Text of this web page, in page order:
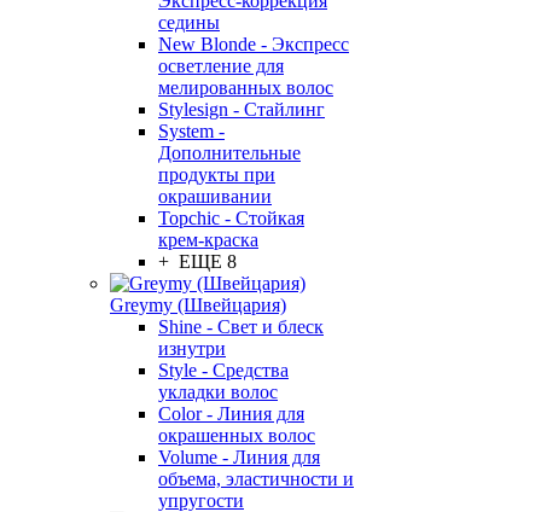
седины
New Blonde - Экспресс
осветление для
мелированных волос
Stylesign - Стайлинг
System -
Дополнительные
продукты при
окрашивании
Topchic - Стойкая
крем-краска
+ ЕЩЕ 8
Greymy (Швейцария)
Shine - Свет и блеск
изнутри
Style - Средства
укладки волос
Color - Линия для
окрашенных волос
Volume - Линия для
объема, эластичности и
упругости